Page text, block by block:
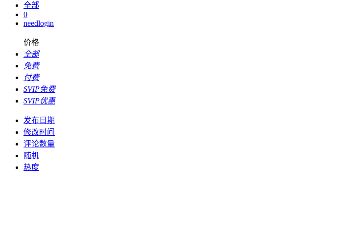
全部
0
needlogin
价格
全部
免费
付费
SVIP免费
SVIP优惠
发布日期
修改时间
评论数量
随机
热度